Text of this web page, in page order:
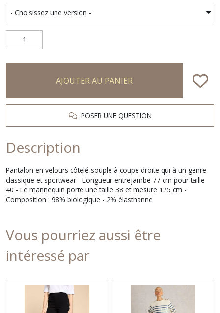
AJOUTER AU PANIER
POSER UNE QUESTION
Description
Pantalon en velours côtelé souple à coupe droite qui à un genre
classique et sportwear - Longueur entrejambe 77 cm pour taille
40 - Le mannequin porte une taille 38 et mesure 175 cm -
Composition : 98% biologique - 2% élasthanne
Vous pourriez aussi être
intéressé par